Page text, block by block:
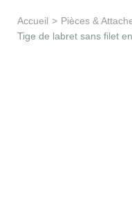
Accueil > Pièces &
Tige de labret sans filet